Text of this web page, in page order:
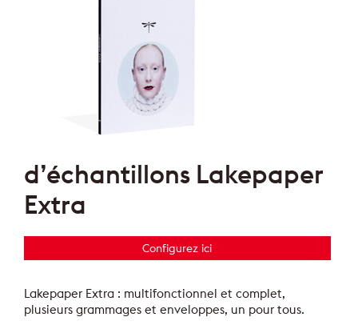
d’échantillons Lakepaper
Extra
Configurez ici
Lakepaper Extra : multifonctionnel et complet,
plusieurs grammages et enveloppes, un pour tous.